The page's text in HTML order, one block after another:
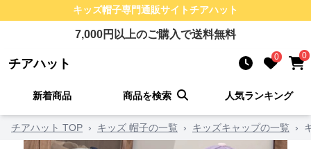
キッズ帽子専門通販サイトチアハット
7,000円以上のご購入で送料無料
チアハット 0 0
新着商品 商品を検索 人気ランキング
チアハット TOP › キッズ 帽子の一覧 › キッズキャップの一覧 ›